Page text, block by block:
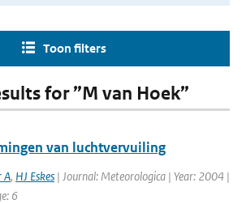
Toon filters
for ”M van Hoek”
van luchtvervuiling
A, HJ Eskes | Journal: Meteorologica | Year: 2004 |
6